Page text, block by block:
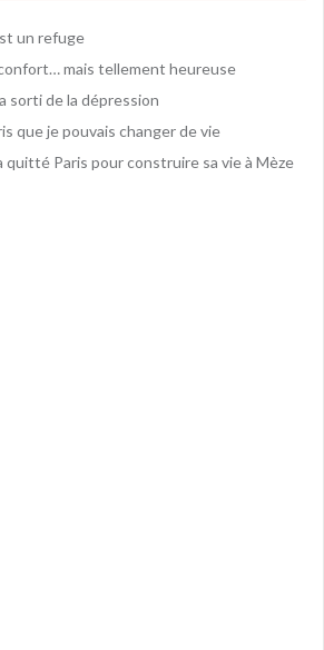
un refuge
mais tellement heureuse
sorti de la dépression
que je pouvais changer de vie
quitté Paris pour construire sa vie à Mèze